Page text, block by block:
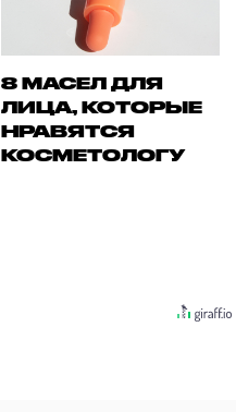
8 МАСЕЛ ДЛЯ
ЛИЦА, КОТОРЫЕ
НРАВЯТСЯ
КОСМЕТОЛОГУ